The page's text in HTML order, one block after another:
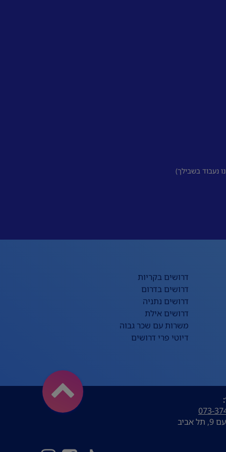
נעבוד בשבילך)
דרושים בקריות
דרושים בדרום
דרושים נתניה
דרושים אילת
משרות עם שכר גבוה
דיוטי פרי דרושים
073-